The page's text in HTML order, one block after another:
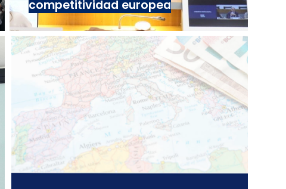
competitividad europea